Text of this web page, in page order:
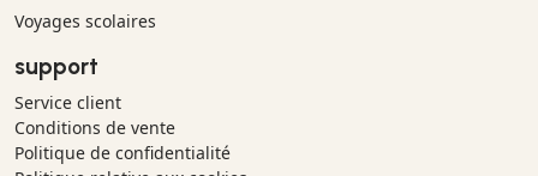
Voyages scolaires
support
Service client
Conditions de vente
Politique de confidentialité